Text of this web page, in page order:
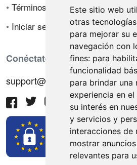
Este sitio web
otras
para mejorar su
navegación con
fines: para
funcionalidad
para brindar una
experiencia en
su interés en
y servicios y
interacciones de
mostrar
relevantes para
• Términos de venta
• Iniciar sesión
Conéctate con nosotros
support@hiringnotes.com